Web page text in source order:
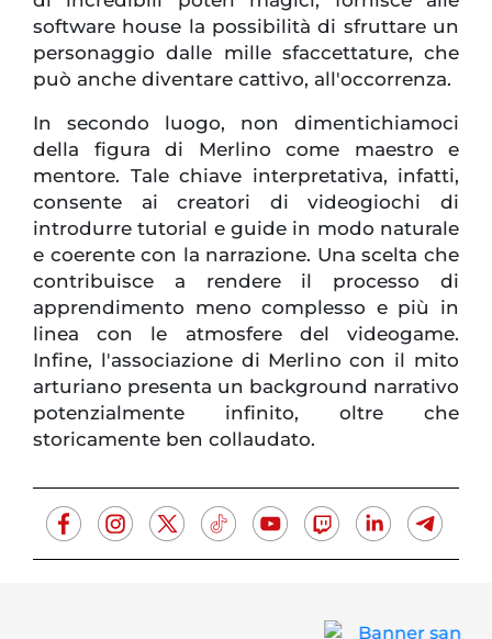
software house la possibilità di sfruttare un
personaggio dalle mille sfaccettature, che
può anche diventare cattivo, all'occorrenza.
In secondo luogo, non dimentichiamoci
della figura di Merlino come maestro e
mentore. Tale chiave interpretativa, infatti,
consente ai creatori di videogiochi di
introdurre tutorial e guide in modo naturale
e coerente con la narrazione. Una scelta che
contribuisce a rendere il processo di
apprendimento meno complesso e più in
linea con le atmosfere del videogame.
Infine, l'associazione di Merlino con il mito
arturiano presenta un background narrativo
potenzialmente infinito, oltre che
storicamente ben collaudato.